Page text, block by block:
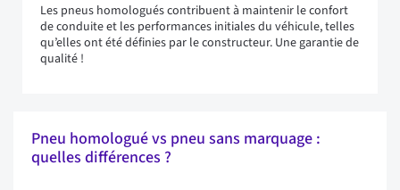
Les pneus homologués contribuent à maintenir le confort
de conduite et les performances initiales du véhicule, telles
qu’elles ont été définies par le constructeur. Une garantie de
qualité !
Pneu homologué vs pneu sans marquage :
quelles différences ?